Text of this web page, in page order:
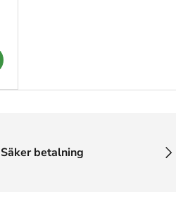
Säker betalning